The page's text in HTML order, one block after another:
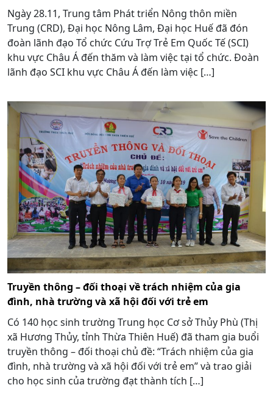
Ngày 28.11, Trung tâm Phát triển Nông thôn miền
Trung (CRD), Đại học Nông Lâm, Đại học Huế đã đón
đoàn lãnh đạo Tổ chức Cứu Trợ Trẻ Em Quốc Tế (SCI)
khu vực Châu Á đến thăm và làm việc tại tổ chức. Đoàn
lãnh đạo SCI khu vực Châu Á đến làm việc […]
Truyền thông – đối thoại về trách nhiệm của gia
đình, nhà trường và xã hội đối với trẻ em
Có 140 học sinh trường Trung học Cơ sở Thủy Phù (Thị
xã Hương Thủy, tỉnh Thừa Thiên Huế) đã tham gia buổi
truyền thông – đối thoại chủ đề: “Trách nhiệm của gia
đình, nhà trường và xã hội đối với trẻ em” và trao giải
cho học sinh của trường đạt thành tích […]